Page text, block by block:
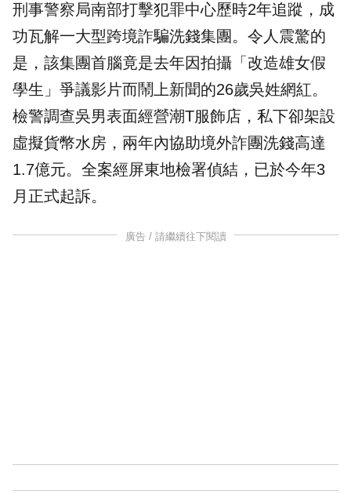
刑事警察局南部打擊犯罪中心歷時2年追蹤，成
功瓦解一大型跨境詐騙洗錢集團。令人震驚的
是，該集團首腦竟是去年因拍攝「 改造雄女假
學生」爭議影片而鬧上新聞的26歲吳姓網紅。
檢警調查吳男表面經營潮T服飾店，私下卻架設
虛擬貨幣水房，兩年內協助境外詐團洗錢高達
1.7億元。全案經屏東地檢署偵結，已於今年3
月正式起訴。
廣告 / 請繼續往下閱讀